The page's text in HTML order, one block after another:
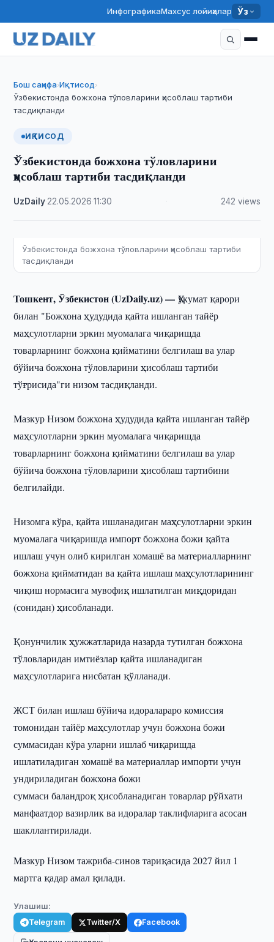
ИнфографикаМахсус лойиҳалар Ўз
Бош саҳифа›Иқтисод›
Ўзбекистонда божхона тўловларини ҳисоблаш тартиби
тасдиқланди
ИҚТИСОД
Ўзбекистонда божхона тўловларини
ҳисоблаш тартиби тасдиқланди
UzDaily 22.05.2026 ·11:30 242 views
Ўзбекистонда божхона тўловларини ҳисоблаш тартиби
тасдиқланди
Тошкент, Ўзбекистон (UzDaily.uz) —Ҳукумат қарори
билан "Божхона ҳудудида қайта ишланган тайёр
маҳсулотларни эркин муомалага чиқаришда
товарларнинг божхона қийматини белгилаш ва улар
бўйича божхона тўловларини ҳисоблаш тартиби
тўғрисида"ги низом тасдиқланди.
Мазкур Низом божхона ҳудудида қайта ишланган тайёр
маҳсулотларни эркин муомалага чиқаришда
товарларнинг божхона қийматини белгилаш ва улар
бўйича божхона тўловларини ҳисоблаш тартибини
белгилайди.
Низомга кўра, қайта ишланадиган маҳсулотларни эркин
муомалага чиқаришда импорт божхона божи қайта
ишлаш учун олиб кирилган хомашё ва материалларнинг
божхона қийматидан ва қайта ишлаш маҳсулотларининг
чиқиш нормасига мувофиқ ишлатилган миқдоридан
(сонидан) ҳисобланади.
Қонунчилик ҳужжатларида назарда тутилган божхона
тўловларидан имтиёзлар қайта ишланадиган
маҳсулотларига нисбатан қўлланади.
ЖСТ билан ишлаш бўйича идоралараро комиссия
томонидан тайёр маҳсулотлар учун божхона божи
суммасидан кўра уларни ишлаб чиқаришда
ишлатиладиган хомашё ва материаллар импорти учун
ундириладиган божхона божи
суммаси баландроқ ҳисобланадиган товарлар рўйхати
манфаатдор вазирлик ва идоралар таклифларига асосан
шакллантирилади.
Мазкур Низом тажриба-синов тариқасида 2027 йил 1
мартга қадар амал қилади.
Улашиш:
Telegram Twitter/X Facebook